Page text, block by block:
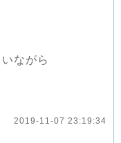
ながら
2019-11-07 23:19:34